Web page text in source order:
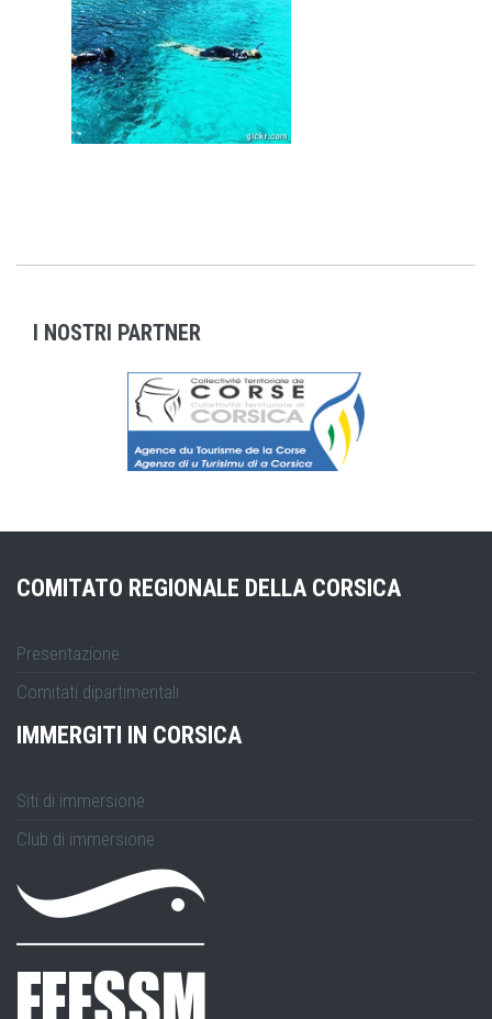
I NOSTRI PARTNER
COMITATO REGIONALE DELLA CORSICA
Presentazione
Comitati dipartimentali
IMMERGITI IN CORSICA
Siti di immersione
Club di immersione